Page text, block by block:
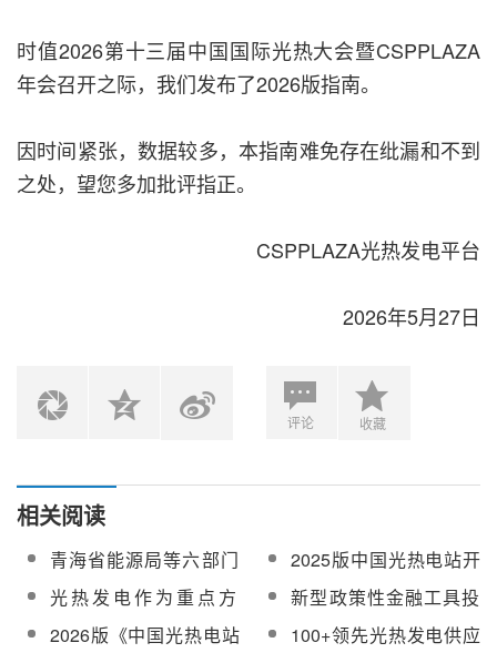
时值2026第十三届中国国际光热大会暨CSPPLAZA
年会召开之际，我们发布了2026版指南。
因时间紧张，数据较多，本指南难免存在纰漏和不到
之处，望您多加批评指正。
CSPPLAZA光热发电平台
2026年5月27日
评论 收藏
相关阅读
青海省能源局等六部门
联合发布《青海省新能
源项目开发建设管理指
南》
2025版中国光热电站开
发供应链指南在线订购
光热发电作为重点方
向！青海省科技厅发布
《关于印发青海省2026
新型政策性金融工具投
向光热发电！吉林发改
委编制《吉林省政府性
2026版《中国光热电站
100+领先光热发电供应